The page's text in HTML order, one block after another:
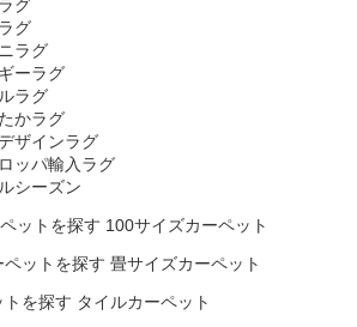
グ
グ
ラグ
ーラグ
ラグ
かラグ
ザインラグ
ッパ輸入ラグ
シーズン
100サイズカーペット
畳サイズカーペット
タイルカーペット